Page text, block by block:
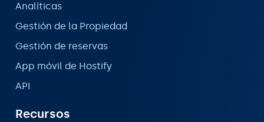
Analíticas
Gestión de la Propiedad
Gestión de reservas
App móvil de Hostify
API
Recursos